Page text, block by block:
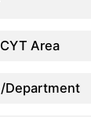
Area
Department